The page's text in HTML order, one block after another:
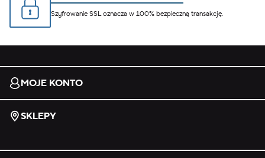
Szyfrowanie SSL oznacza w 100% bezpieczną transakcję.
MOJE KONTO
SKLEPY